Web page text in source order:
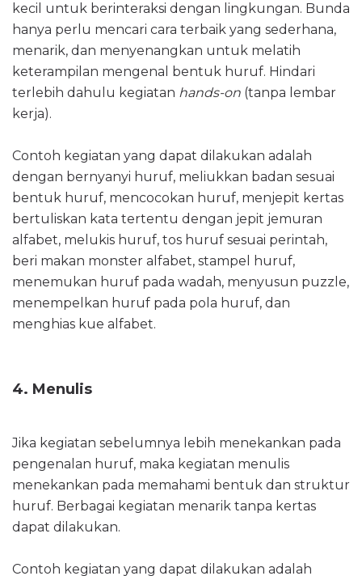
kecil untuk berinteraksi dengan lingkungan. Bunda
hanya perlu mencari cara terbaik yang sederhana,
menarik, dan menyenangkan untuk melatih
keterampilan mengenal bentuk huruf. Hindari
terlebih dahulu kegiatan hands-on (tanpa lembar
kerja).
Contoh kegiatan yang dapat dilakukan adalah
dengan bernyanyi huruf, meliukkan badan sesuai
bentuk huruf, mencocokan huruf, menjepit kertas
bertuliskan kata tertentu dengan jepit jemuran
alfabet, melukis huruf, tos huruf sesuai perintah,
beri makan monster alfabet, stampel huruf,
menemukan huruf pada wadah, menyusun puzzle,
menempelkan huruf pada pola huruf, dan
menghias kue alfabet.
4. Menulis
Jika kegiatan sebelumnya lebih menekankan pada
pengenalan huruf, maka kegiatan menulis
menekankan pada memahami bentuk dan struktur
huruf. Berbagai kegiatan menarik tanpa kertas
dapat dilakukan.
Contoh kegiatan yang dapat dilakukan adalah